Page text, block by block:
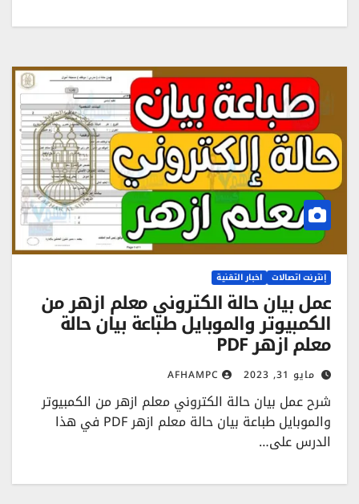
إنترنت اتصالات اخبار التقنية
عمل بيان حالة الكتروني معلم ازهر من
الكمبيوتر والموبايل طباعة بيان حالة
معلم ازهر PDF
مايو 31, 2023 AFHAMPC
شرح عمل بيان حالة الكتروني معلم ازهر من الكمبيوتر
والموبايل طباعة بيان حالة معلم ازهر PDF في هذا
الدرس على…